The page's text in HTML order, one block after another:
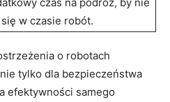
w czasie robót.
o robotach
tylko dla ⁣bezpieczeństwa
efektywności ‍samego​